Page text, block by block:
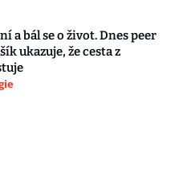
a bál se o život. Dnes peer
ukazuje, že cesta z